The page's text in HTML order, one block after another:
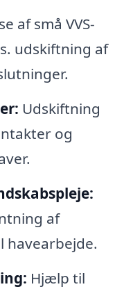
af små VVS-
udskiftning af
Udskiftning
og
af
havearbejde.
Hjælp til